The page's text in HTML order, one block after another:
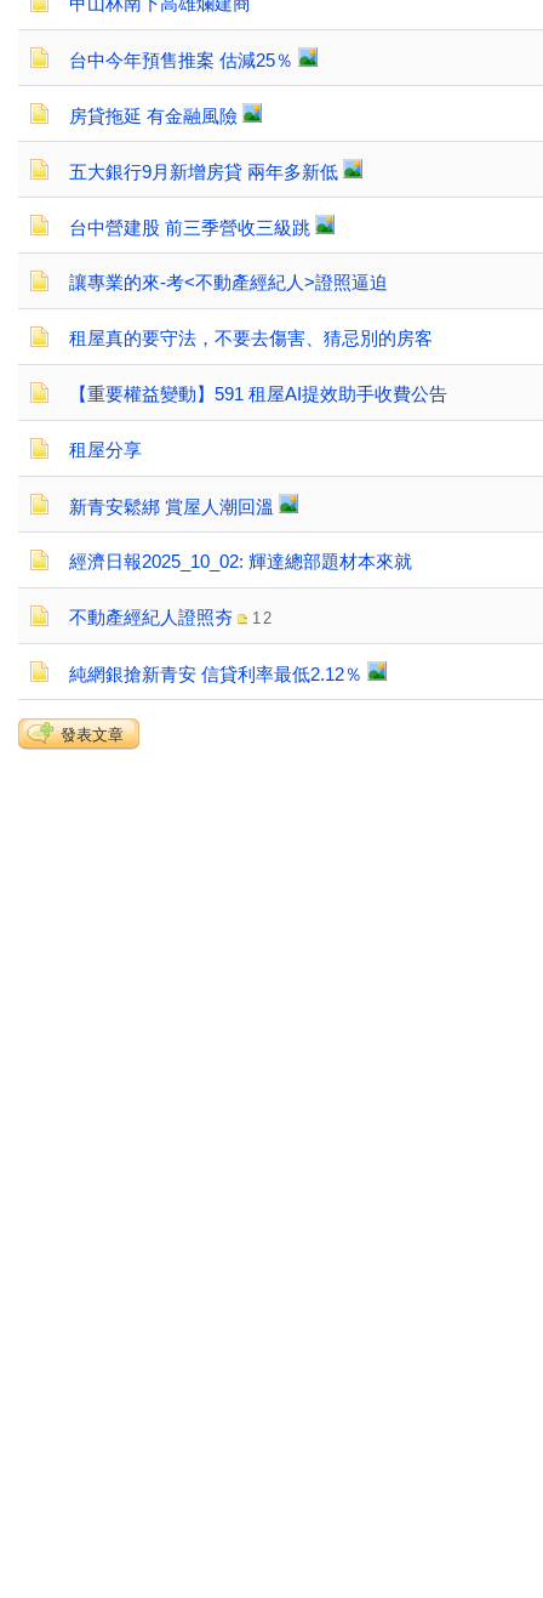
台中今年預售推案 估減25％
房貸拖延 有金融風險
五大銀行9月新增房貸 兩年多新低
台中營建股 前三季營收三級跳
讓專業的來-考<不動產經紀人>證照逼迫
租屋真的要守法，不要去傷害、猜忌別的房客
【重要權益變動】591 租屋AI提效助手收費公告
租屋分享
新青安鬆綁 賞屋人潮回溫
經濟日報2025_10_02: 輝達總部題材本來就
不動產經紀人證照夯 12
純網銀搶新青安 信貸利率最低2.12％
發表文章